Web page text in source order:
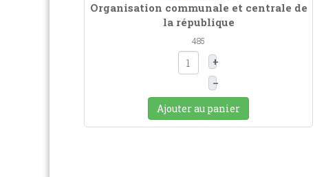
Organisation communale et centrale de
la république
485
+
–
Ajouter au panier